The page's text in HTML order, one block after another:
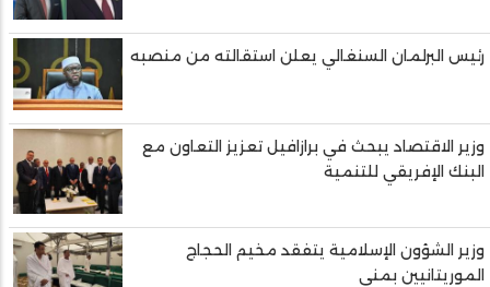
رئيس البرلمان السنغالي يعلن استقالته من منصبه
وزير الاقتصاد يبحث في برازافيل تعزيز التعاون مع
البنك الإفريقي للتنمية
وزير الشؤون الإسلامية يتفقد مخيم الحجاج
الموريتانيين بمنى